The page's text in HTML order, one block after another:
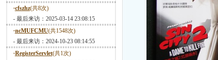
·cfszhz(共8次)
- 最后来访：2025-03-14 23:08:15
·ncMUFCMU(共1548次)
- 最后来访：2024-10-23 08:14:55
·RegisterServlet(共1次)